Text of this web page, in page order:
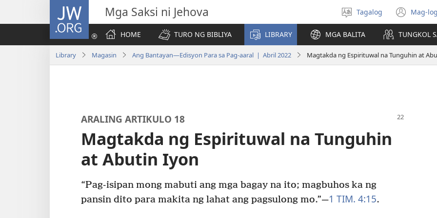
JW.ORG Mga Saksi ni Jehova
Pumili
ng
wika
Tagalog Mag-(may
na
HOME
TURO NG BIBLIYA LIBRARY MGA BALITA TUNGKOL
Library Magasin Ang Bantayan—Edisyon Para sa Pag-aaral | Abril 2022 Magtakda ng Espirituwal na Tunguhin at
ARALING ARTIKULO 18
Magtakda ng Espirituwal na Tunguhin
at Abutin Iyon
“Pag-isipan mong mabuti ang mga bagay na ito; magbuhos ka ng
pansin dito para makita ng lahat ang pagsulong mo.”​—1 TIM. 4:15.